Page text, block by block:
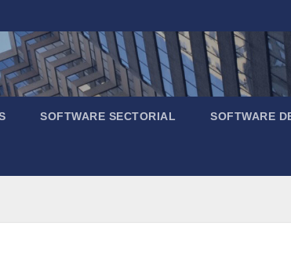
SOFTWARE SECTORIAL SOFTWARE